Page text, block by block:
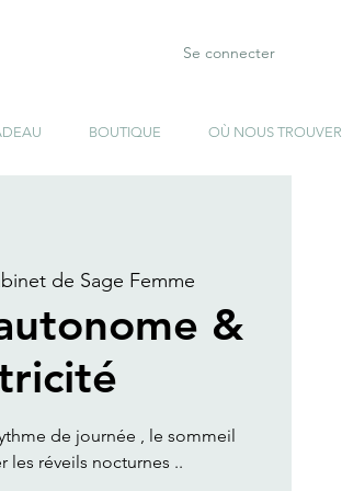
Se connecter
BOUTIQUE OÙ NOUS TROUVER
de Sage Femme
&
de journée , le sommeil
les réveils nocturnes ..